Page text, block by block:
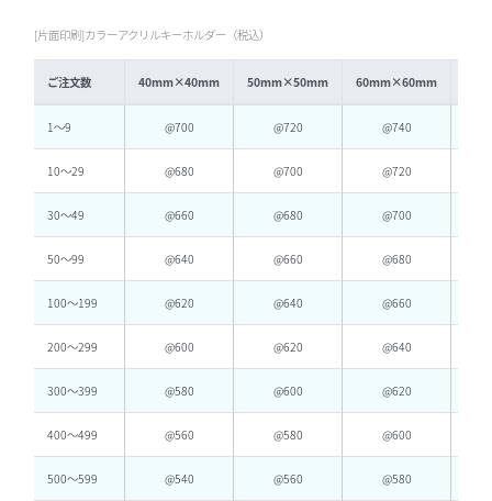
[片面印刷]カラーアクリルキーホルダー（税込）
ご注文数 40mm×40mm 50mm×50mm 60mm×60mm
1〜9 @700 @720 @740
10〜29 @680 @700 @720
30〜49 @660 @680 @700
50〜99 @640 @660 @680
100〜199 @620 @640 @660
200〜299 @600 @620 @640
300〜399 @580 @600 @620
400〜499 @560 @580 @600
500〜599 @540 @560 @580